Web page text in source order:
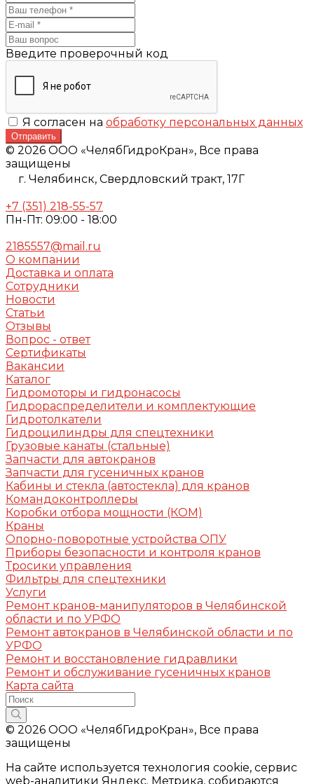
Введите проверочный код
Я согласен на обработку персональных данных
Отправить
© 2026 ООО «ЧелябГидроКран», Все права
защищены
г. Челябинск, Свердловский тракт, 17Г
+7 (351) 218-55-57
Пн-Пт: 09:00 - 18:00
2185557@mail.ru
О компании
Доставка и оплата
Сотрудники
Новости
Статьи
Отзывы
Вопрос - ответ
Сертификаты
Вакансии
Каталог
Гидромоторы и гидронасосы
Гидрораспределители и комплектующие
Гидротолкатели
Гидроцилиндры для спецтехники
Грузовые канаты (стальные)
Запчасти для автокранов
Запчасти для гусеничных кранов
Кабины и стекла (автостекла) для кранов
Командоконтроллеры
Коробки отбора мощности (КОМ)
Краны
Опорно-поворотные устройства ОПУ
Приборы безопасности и контроля кранов
Тросики управления
Фильтры для спецтехники
Услуги
Ремонт кранов-манипуляторов в Челябинской
области и по УРФО
Ремонт автокранов в Челябинской области и по
УРФО
Ремонт и восстановление гидравлики
Ремонт и обслуживание гусеничных кранов
Карта сайта
© 2026 ООО «ЧелябГидроКран», Все права
защищены
На сайте используется технология cookie, сервис
web-аналитики Яндекс. Метрика, собираются